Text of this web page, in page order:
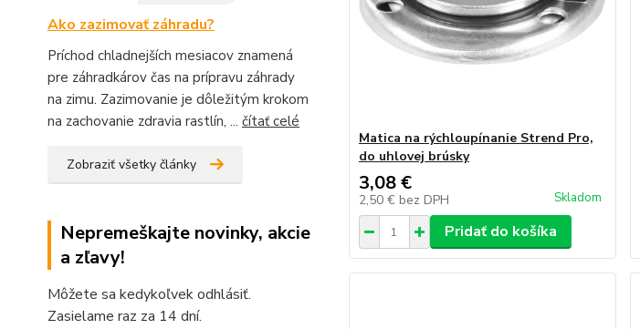
Ako zazimovať záhradu?
Príchod chladnejších mesiacov znamená
pre záhradkárov čas na prípravu záhrady
na zimu. Zazimovanie je dôležitým krokom
na zachovanie zdravia rastlín, ... čítať celé
Zobraziť všetky články
Nepremeškajte novinky, akcie
a zľavy!
Môžete sa kedykoľvek odhlásiť.
Zasielame raz za 14 dní.
Matica na rýchloupínanie Strend Pro,
do uhlovej brúsky
3,08 €
2,50 € bez DPH Skladom
Pridať do košíka